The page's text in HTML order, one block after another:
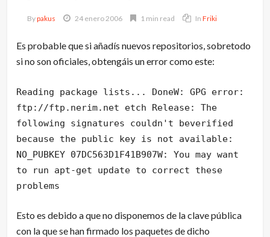
Bypakus 24 enero 2006 1 min read InFriki
Es probable que si añadís nuevos repositorios, sobretodo
si no son oficiales, obtengáis un error como este:
Reading package lists... DoneW: GPG error:
ftp://ftp.nerim.net etch Release: The
following signatures couldn't beverified
because the public key is not available:
NO_PUBKEY 07DC563D1F41B907W: You may want
to run apt-get update to correct these
problems
Esto es debido a que no disponemos de la clave pública
con la que se han firmado los paquetes de dicho